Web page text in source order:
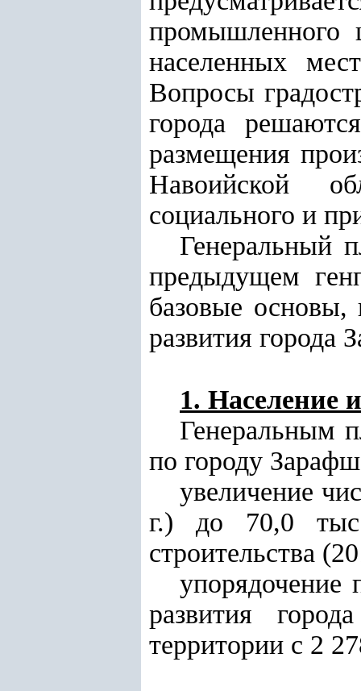
промышленного
населенных
Вопросы
города
размещения
Навоийской
социального и
Генеральный
предыдущем
базовые
развития города
1. Население
Генеральным
по городу
увеличение
г.) до 70,0
строительства
упорядочение
развития
территории с 2